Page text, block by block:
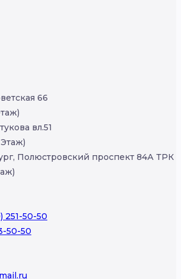
66
вл.51
Полюстровский проспект 84А ТРК
251-50-50
50-50